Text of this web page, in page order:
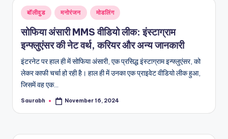
और
विश्व
Posted
in
बॉलीवुड मनोरंजन मोडलिंग
सोफिया अंसारी MMS वीडियो लीक: इंस्टाग्राम
इन्फ्लुएंसर की नेट वर्थ, करियर और अन्य जानकारी
इंटरनेट पर हाल ही में सोफिया अंसारी, एक प्रसिद्ध इंस्टाग्राम इन्फ्लुएंसर, को
लेकर काफी चर्चा हो रही है। हाल ही में उनका एक प्राइवेट वीडियो लीक हुआ,
जिसमें वह एक…
Posted
Saurabh November 16, 2024